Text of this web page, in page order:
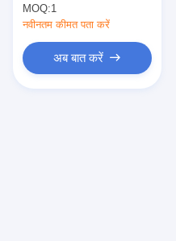
MOQ:1
नवीनतम कीमत पता करें
अब बात करें